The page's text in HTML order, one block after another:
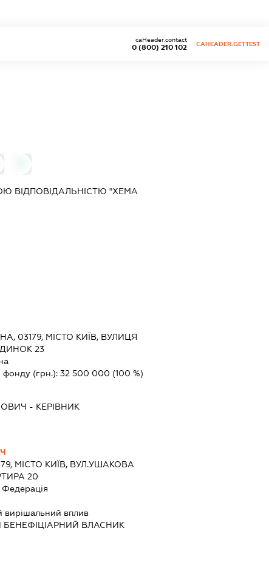
0 (800) 210 102
caHeader.contact
CAHEADER.GETTEST
ВІДПОВІДАЛЬНІСТЮ "ХЕМА
03179, МІСТО КИЇВ, ВУЛИЦЯ
23
фонду (грн.): 32 500 000 (100 %)
- КЕРІВНИК
МІСТО КИЇВ, ВУЛ.УШАКОВА
20
Федерація
вирішальний вплив
БЕНЕФІЦІАРНИЙ ВЛАСНИК